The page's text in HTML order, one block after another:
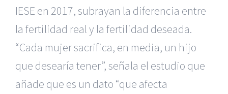
IESE en 2017, subrayan la diferencia entre
la fertilidad real y la fertilidad deseada.
“Cada mujer sacrifica, en media, un hijo
que desearía tener”, señala el estudio que
añade que es un dato “que afecta